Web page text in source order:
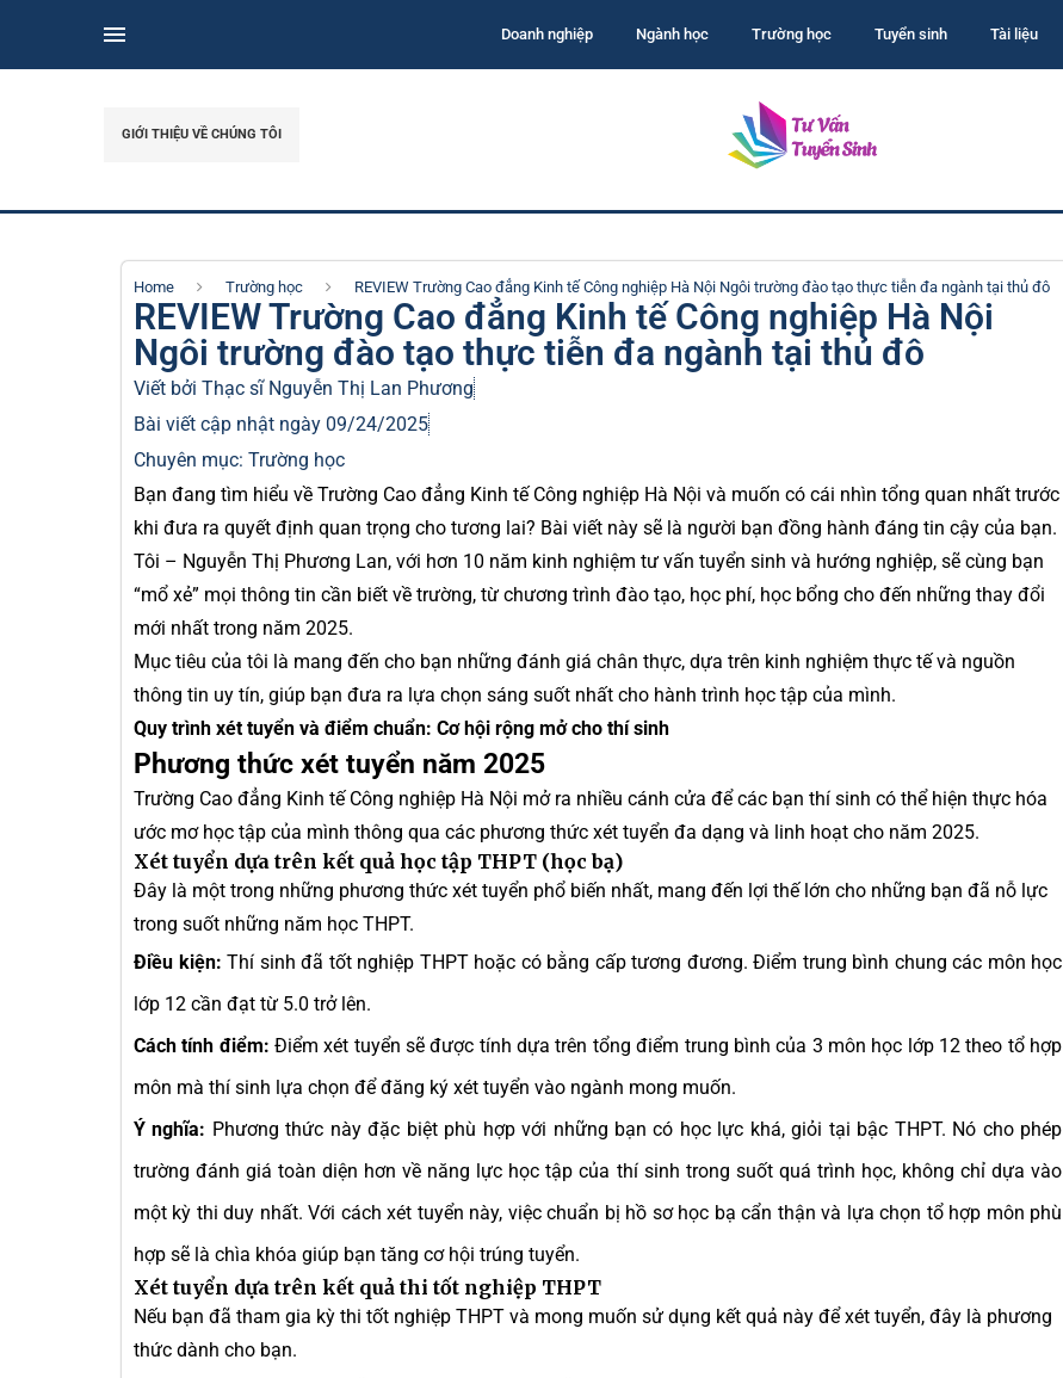
Doanh nghiệp Ngành học Trường học Tuyển sinh Tài liệu
GIỚI THIỆU VỀ CHÚNG TÔI
Home Trường học REVIEW Trường Cao đẳng Kinh tế Công nghiệp Hà Nội Ngôi trường đào tạo thực tiễn đa ngành tại thủ đô
REVIEW Trường Cao đẳng Kinh tế Công nghiệp Hà Nội
Ngôi trường đào tạo thực tiễn đa ngành tại thủ đô
Viết bởi Thạc sĩNguyễn Thị Lan Phương
Bài viết cập nhật ngày 09/24/2025
Chuyên mục: Trường học
Bạn đang tìm hiểu về Trường Cao đẳng Kinh tế Công nghiệp Hà Nội và muốn có cái nhìn tổng quan nhất trước
khi đưa ra quyết định quan trọng cho tương lai? Bài viết này sẽ là người bạn đồng hành đáng tin cậy của bạn.
Tôi – Nguyễn Thị Phương Lan, với hơn 10 năm kinh nghiệm tư vấn tuyển sinh và hướng nghiệp, sẽ cùng bạn
“mổ xẻ” mọi thông tin cần biết về trường, từ chương trình đào tạo, học phí, học bổng cho đến những thay đổi
mới nhất trong năm 2025.
Mục tiêu của tôi là mang đến cho bạn những đánh giá chân thực, dựa trên kinh nghiệm thực tế và nguồn
thông tin uy tín, giúp bạn đưa ra lựa chọn sáng suốt nhất cho hành trình học tập của mình.
Quy trình xét tuyển và điểm chuẩn: Cơ hội rộng mở cho thí sinh
Phương thức xét tuyển năm 2025
Trường Cao đẳng Kinh tế Công nghiệp Hà Nội mở ra nhiều cánh cửa để các bạn thí sinh có thể hiện thực hóa
ước mơ học tập của mình thông qua các phương thức xét tuyển đa dạng và linh hoạt cho năm 2025.
Xét tuyển dựa trên kết quả học tập THPT (học bạ)
Đây là một trong những phương thức xét tuyển phổ biến nhất, mang đến lợi thế lớn cho những bạn đã nỗ lực
trong suốt những năm học THPT.
Điều kiện: Thí sinh đã tốt nghiệp THPT hoặc có bằng cấp tương đương. Điểm trung bình chung các môn học
lớp 12 cần đạt từ 5.0 trở lên.
Cách tính điểm: Điểm xét tuyển sẽ được tính dựa trên tổng điểm trung bình của 3 môn học lớp 12 theo tổ hợp
môn mà thí sinh lựa chọn để đăng ký xét tuyển vào ngành mong muốn.
Ý nghĩa: Phương thức này đặc biệt phù hợp với những bạn có học lực khá, giỏi tại bậc THPT. Nó cho phép
trường đánh giá toàn diện hơn về năng lực học tập của thí sinh trong suốt quá trình học, không chỉ dựa vào
một kỳ thi duy nhất. Với cách xét tuyển này, việc chuẩn bị hồ sơ học bạ cẩn thận và lựa chọn tổ hợp môn phù
hợp sẽ là chìa khóa giúp bạn tăng cơ hội trúng tuyển.
Xét tuyển dựa trên kết quả thi tốt nghiệp THPT
Nếu bạn đã tham gia kỳ thi tốt nghiệp THPT và mong muốn sử dụng kết quả này để xét tuyển, đây là phương
thức dành cho bạn.